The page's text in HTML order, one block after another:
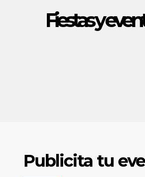
Fiestas y
Publicita tu